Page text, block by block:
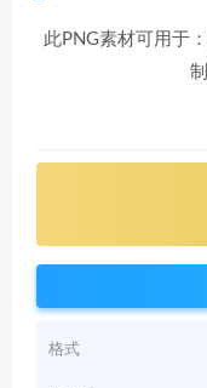
此PNG素材可用于
格式